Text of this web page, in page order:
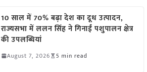
10 साल में 70% बढ़ा देश का दूध उत्पादन,
राज्यसभा में ललन सिंह ने गिनाईं पशुपालन क्षेत्र
की उपलब्धियां
August 7, 2026 5 min read